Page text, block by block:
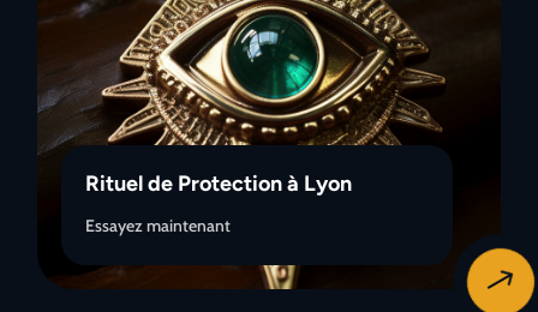
$
Rituel de Protection à Lyon
Essayez maintenant